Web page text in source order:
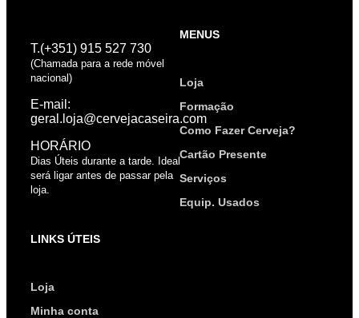
T.(+351) 915 527 730
(Chamada para a rede móvel
nacional)
E-mail:
geral.loja@cervejacaseira.com
HORÁRIO
Dias Úteis durante a tarde. Ideal
será ligar antes de passar pela
loja.
MENUS
Loja
Formação
Como Fazer Cerveja?
Cartão Presente
Serviços
Equip. Usados
LINKS ÚTEIS
Loja
Minha conta